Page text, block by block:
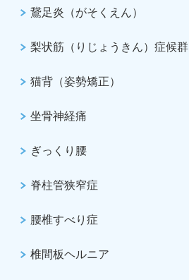
鵞足炎（がそくえん）
梨状筋（りじょうきん）症候群
猫背（姿勢矯正）
坐骨神経痛
ぎっくり腰
脊柱管狭窄症
腰椎すべり症
椎間板ヘルニア